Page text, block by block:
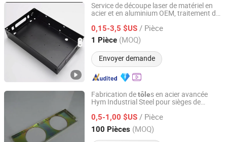
Service de découpe laser de matériel en
acier et en aluminium OEM, traitement de
0,15-3,5 $US / Pièce
1 Pièce (MOQ)
Envoyer demande
Yantai Tuomax International Trade Co., Ltd
Shandong, China Depuis 2025
Fabrication detôles en acier avancée
Hym Industrial Steel pour sièges de
0,5-1,00 $US / Pièce
100 Pièces (MOQ)
Xiamen HYM Metal Products Co., Ltd.
Fujian, China Depuis 2025